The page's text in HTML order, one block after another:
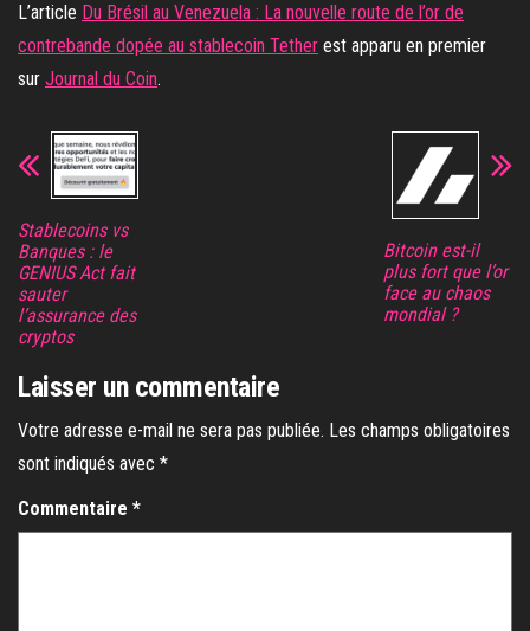
L’article Du Brésil au Venezuela : La nouvelle route de l’or de
contrebande dopée au stablecoin Tether est apparu en premier
sur Journal du Coin.
Stablecoins vs
Banques : le
GENIUS Act fait
sauter
l’assurance des
cryptos
Bitcoin est-il
plus fort que l’or
face au chaos
mondial ?
Laisser un commentaire
Votre adresse e-mail ne sera pas publiée. Les champs obligatoires
sont indiqués avec *
Commentaire *